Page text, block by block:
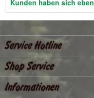
Kunden haben sich
Service Hotline
Shop Service
Informationen